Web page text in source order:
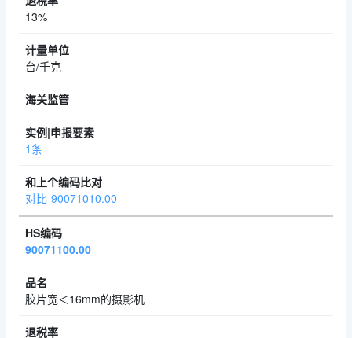
13%
台/千克
1条
对比-90071010.00
90071100.00
胶片宽＜16mm的摄影机